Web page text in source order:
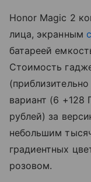
Honor Magic 2
лица, экранным
батареей
Стоимость
вариант (6 +128
рублей) за
небольшим
градиентных
розовом.